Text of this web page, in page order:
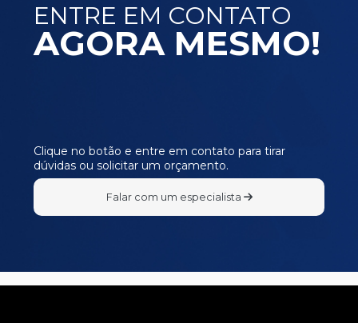
ENTRE EM CONTATO
AGORA MESMO!
Clique no botão e entre em contato para tirar
dúvidas ou solicitar um orçamento.
Falar com um especialista